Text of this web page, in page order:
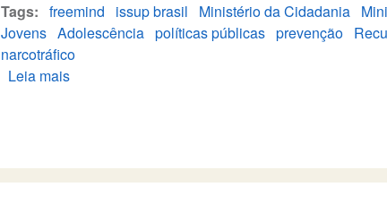
Tags freemind issup brasil Ministério da Cidadania
Jovens Adolescência políticas públicas prevenção
narcotráfico
Leia mais
nas